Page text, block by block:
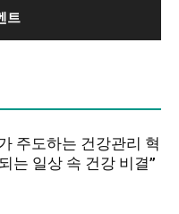
주도하는 건강관리 혁
는 일상 속 건강 비결”